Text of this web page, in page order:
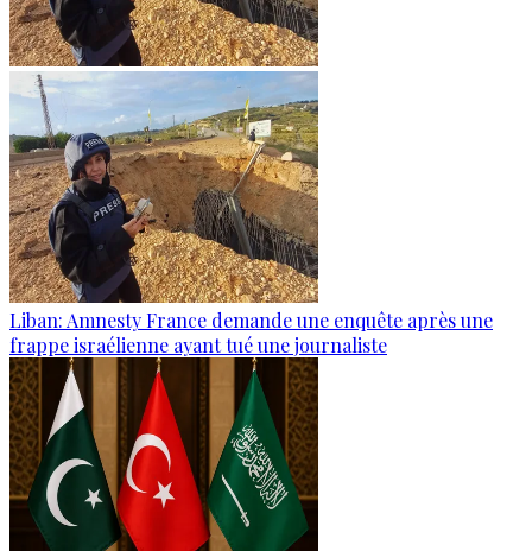
Liban: Amnesty France demande une enquête après une
frappe israélienne ayant tué une journaliste